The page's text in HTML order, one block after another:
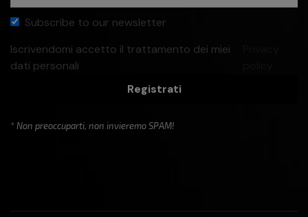
Subscribe to our newsletter
Iscrivendomi accetto il trattamento dei miei
dati personali
Registrati
* Non preoccuparti, non invieremo SPAM!